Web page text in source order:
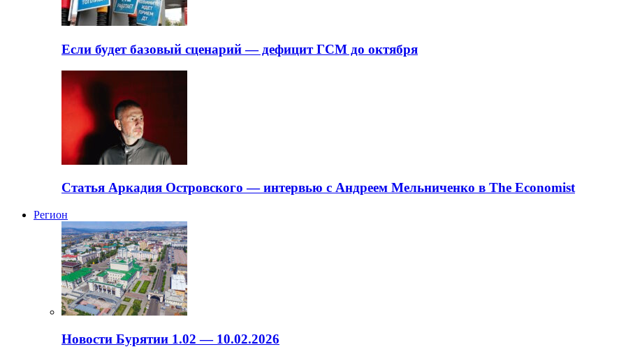
Если будет базовый сценарий — дефицит ГСМ до октября
Статья Аркадия Островского — интервью с Андреем Мельниченко в The Economist
Регион
Новости Бурятии 1.02 — 10.02.2026